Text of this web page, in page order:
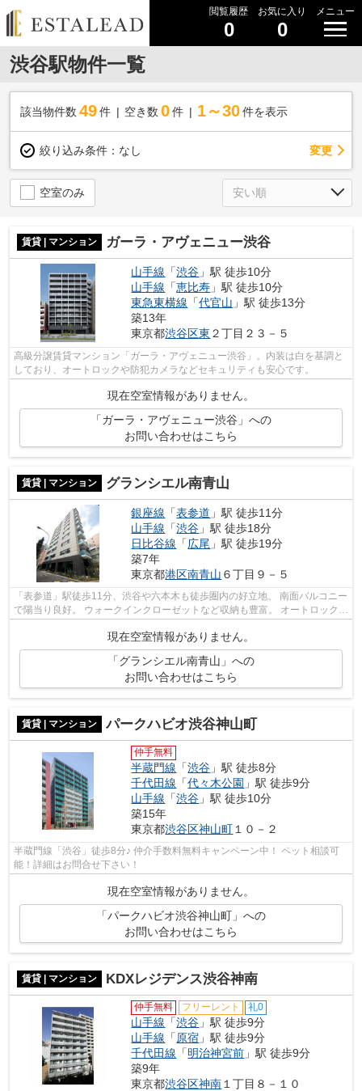
閲覧履歴
0
お気に入り
0
メニュー
渋谷駅物件一覧
該当物件数 49件 空き数 0 件 1～30 件を表示
絞り込み条件： なし 変更
空室のみ
賃貸 | マンション ガーラ・アヴェニュー渋谷
山手線 「渋谷 」駅 徒歩10分
山手線 「恵比寿 」駅 徒歩10分
東急東横線 「代官山 」駅 徒歩13分
築13年
東京都渋谷区東 ２丁目２３－５
高級分譲賃貸マンション「ガーラ・アヴェニュー渋谷」。内装は白を基調と
しており、オートロックや防犯カメラなどセキュリティも安心です。
現在空室情報がありません。
「ガーラ・アヴェニュー渋谷」への
お問い合わせはこちら
賃貸 | マンション グランシエル南青山
銀座線 「表参道 」駅 徒歩11分
山手線 「渋谷 」駅 徒歩18分
日比谷線 「広尾 」駅 徒歩19分
築7年
東京都港区南青山 ６丁目９－５
「表参道」駅徒歩11分、渋谷や六本木も徒歩圏内の好立地。 南面バルコニー
で陽当り良好。 ウォークインクローゼットなど収納も豊富。 オートロックや
現在空室情報がありません。
「グランシエル南青山」への
お問い合わせはこちら
賃貸 | マンション パークハビオ渋谷神山町
仲手無料
半蔵門線 「渋谷 」駅 徒歩8分
千代田線 「代々木公園 」駅 徒歩9分
山手線 「渋谷 」駅 徒歩10分
築15年
東京都渋谷区神山町 １０－２
半蔵門線「渋谷」徒歩8分♪ 仲介手数料無料キャンペーン中！ ペット相談可
能！詳細はお問合せ下さい！
現在空室情報がありません。
「パークハビオ渋谷神山町」への
お問い合わせはこちら
賃貸 | マンション KDXレジデンス渋谷神南
仲手無料 フリーレント 礼0
山手線 「渋谷 」駅 徒歩9分
山手線 「原宿 」駅 徒歩9分
千代田線 「明治神宮前 」駅 徒歩9分
築9年
東京都渋谷区神南 １丁目８－１０